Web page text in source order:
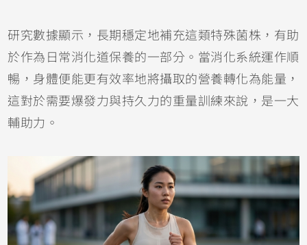
研究數據顯示，長期穩定地補充這類特殊菌株，有助
於作為日常消化道保養的一部分。當消化系統運作順
暢，身體便能更有效率地將攝取的營養轉化為能量，
這對於需要爆發力與持久力的重量訓練來說，是一大
輔助力。